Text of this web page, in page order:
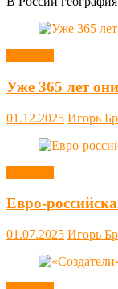
Уже 365 лет
01.12.2025 Игорь
Евро-
01.07.2025 Игорь